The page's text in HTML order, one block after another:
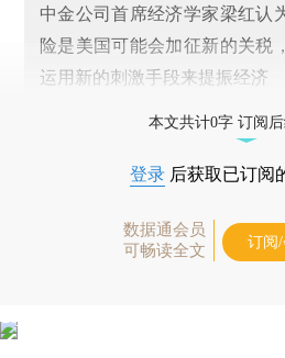
中金公司首席经济学家梁红认
险是美国可能会加征新的关税
运用新的刺激手段来提振经济
本文共计0字 订阅
登录 后获取已订阅
数据通会员
可畅读全文
订阅